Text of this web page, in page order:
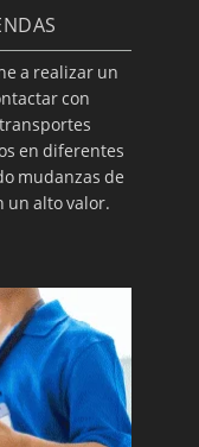
a realizar un
con
en diferentes
mudanzas de
un alto valor.